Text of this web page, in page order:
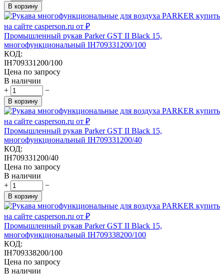
В корзину
Промышленный рукав Parker GST II Black 15,
многофункциональный IH709331200/100
КОД:
IH709331200/100
Цена по запросу
В наличии
+
−
В корзину
Промышленный рукав Parker GST II Black 15,
многофункциональный IH709331200/40
КОД:
IH709331200/40
Цена по запросу
В наличии
+
−
В корзину
Промышленный рукав Parker GST II Black 15,
многофункциональный IH709338200/100
КОД:
IH709338200/100
Цена по запросу
В наличии